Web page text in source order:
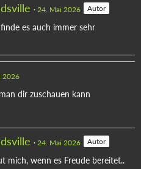
24. Mai 2026 Autor
es auch immer sehr
2026
dir zuschauen kann
24. Mai 2026 Autor
mich, wenn es Freude bereitet..